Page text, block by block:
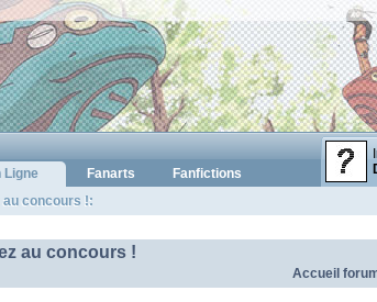
Ligne Fanarts
Fanfictions
concours !:
au concours !
Accueil